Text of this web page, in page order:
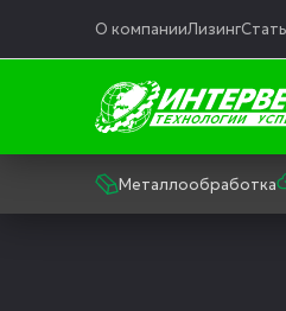
О компанииЛизинг
Металлообработка